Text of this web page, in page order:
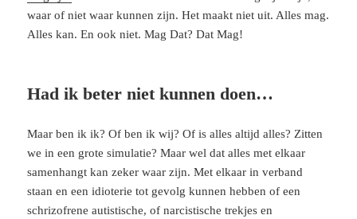
waar of niet waar kunnen zijn. Het maakt niet uit. Alles mag.
Alles kan. En ook niet. Mag Dat? Dat Mag!
Had ik beter niet kunnen doen…
Maar ben ik ik? Of ben ik wij? Of is alles altijd alles? Zitten
we in een grote simulatie? Maar wel dat alles met elkaar
samenhangt kan zeker waar zijn. Met elkaar in verband
staan en een idioterie tot gevolg kunnen hebben of een
schrizofrene autistische, of narcistische trekjes en